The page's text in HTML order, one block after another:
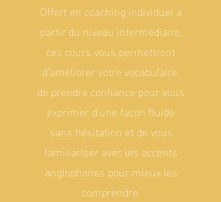
Offert en coaching individuel à
partir du niveau intermédiaire,
ces cours vous permettront
d’améliorer votre vocabulaire,
de prendre confiance pour vous
exprimer d’une façon fluide
sans hésitation et de vous
familiariser avec les accents
anglophones pour mieux les
comprendre.